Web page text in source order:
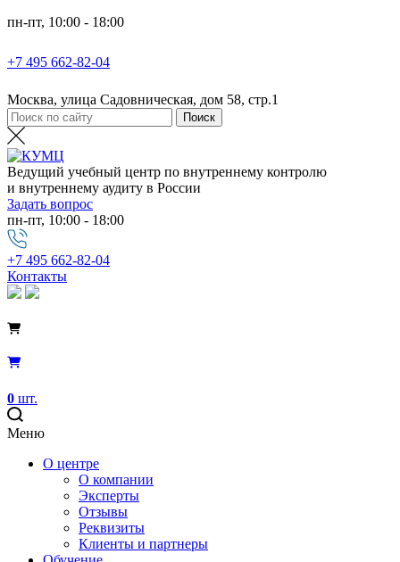
пн-пт, 10:00 - 18:00
+7 495 662-82-04
Москва, улица Садовническая, дом 58, стр.1
Ведущий учебный центр по внутреннему контролю
и внутреннему аудиту в России
Задать вопрос
пн-пт, 10:00 - 18:00
+7 495 662-82-04
Контакты
0 шт.
Меню
О центре
О компании
Эксперты
Отзывы
Реквизиты
Клиенты и партнеры